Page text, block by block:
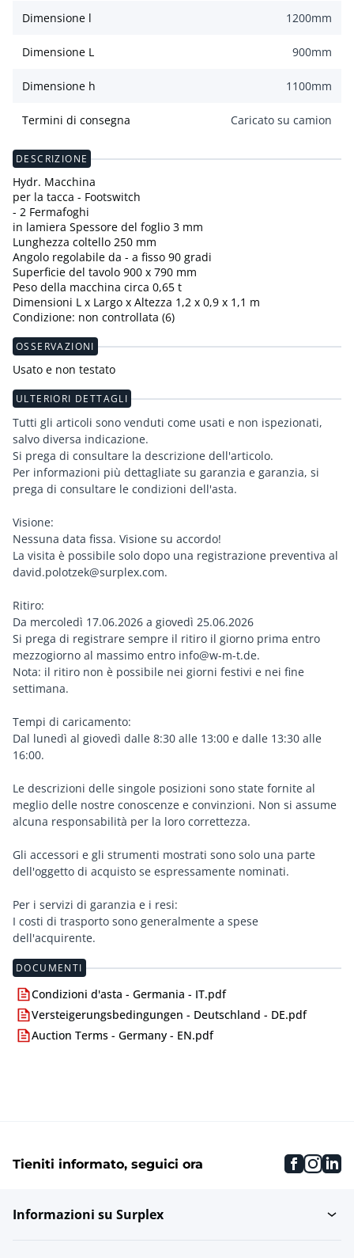
Dimensione l 1200mm
Dimensione L 900mm
Dimensione h 1100mm
Termini di consegna Caricato su camion
DESCRIZIONE
Hydr. Macchina
per la tacca - Footswitch
- 2 Fermafoghi
in lamiera Spessore del foglio 3 mm
Lunghezza coltello 250 mm
Angolo regolabile da - a fisso 90 gradi
Superficie del tavolo 900 x 790 mm
Peso della macchina circa 0,65 t
Dimensioni L x Largo x Altezza 1,2 x 0,9 x 1,1 m
Condizione: non controllata (6)
OSSERVAZIONI
Usato e non testato
ULTERIORI DETTAGLI
Tutti gli articoli sono venduti come usati e non ispezionati,
salvo diversa indicazione.
Si prega di consultare la descrizione dell'articolo.
Per informazioni più dettagliate su garanzia e garanzia, si
prega di consultare le condizioni dell'asta.
Visione:
Nessuna data fissa. Visione su accordo!
La visita è possibile solo dopo una registrazione preventiva al
david.polotzek@surplex.com.
Ritiro:
Da mercoledì 17.06.2026 a giovedì 25.06.2026
Si prega di registrare sempre il ritiro il giorno prima entro
mezzogiorno al massimo entro info@w-m-t.de.
Nota: il ritiro non è possibile nei giorni festivi e nei fine
settimana.
Tempi di caricamento:
Dal lunedì al giovedì dalle 8:30 alle 13:00 e dalle 13:30 alle
16:00.
Le descrizioni delle singole posizioni sono state fornite al
meglio delle nostre conoscenze e convinzioni. Non si assume
alcuna responsabilità per la loro correttezza.
Gli accessori e gli strumenti mostrati sono solo una parte
dell'oggetto di acquisto se espressamente nominati.
Per i servizi di garanzia e i resi:
I costi di trasporto sono generalmente a spese
dell'acquirente.
DOCUMENTI
Condizioni d'asta - Germania - IT.pdf
Versteigerungsbedingungen - Deutschland - DE.pdf
Auction Terms - Germany - EN.pdf
Tieniti informato, seguici ora
Informazioni su Surplex